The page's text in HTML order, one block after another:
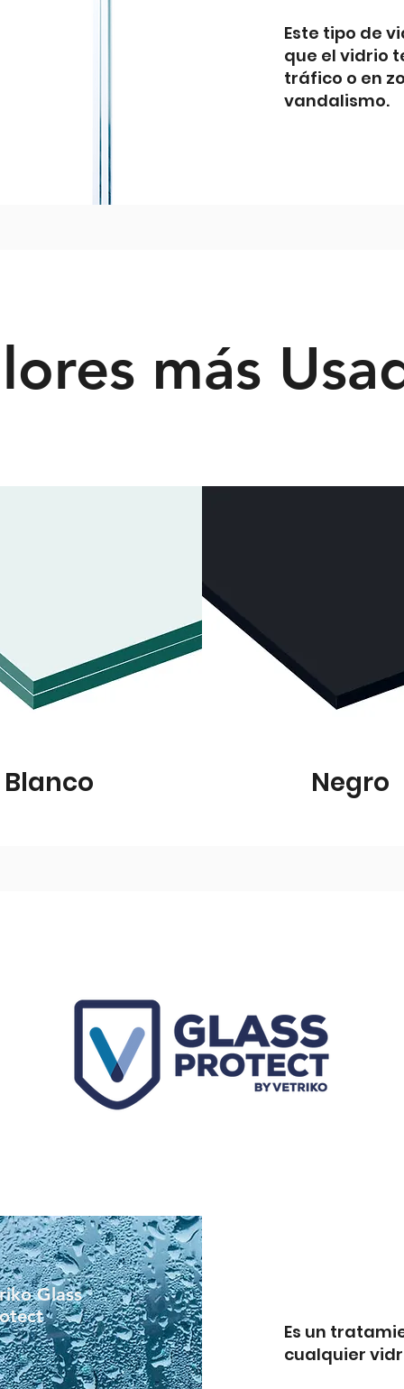
Este tipo de
que el vidrio
tráfico o en
vandalismo.
más
Blanco Negro
Glass
Es un
cualquier